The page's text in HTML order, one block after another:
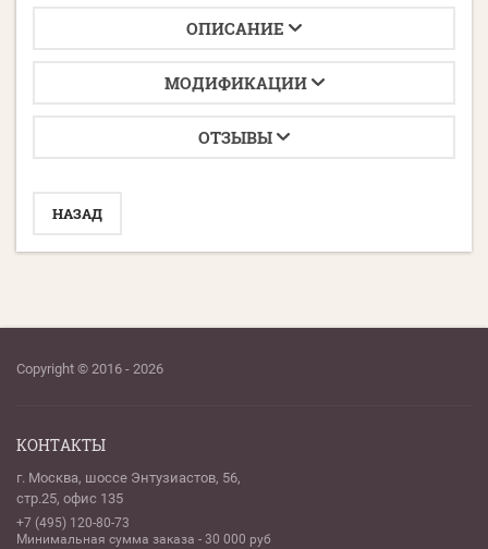
ОПИСАНИЕ
МОДИФИКАЦИИ
ОТЗЫВЫ
НАЗАД
Copyright © 2016 - 2026
КОНТАКТЫ
г. Москва, шоссе Энтузиастов, 56,
стр.25, офис 135
+7 (495) 120-80-73
Минимальная сумма заказа - 30 000 руб